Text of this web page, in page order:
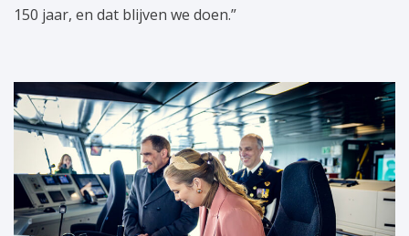
150 jaar, en dat blijven we doen.”